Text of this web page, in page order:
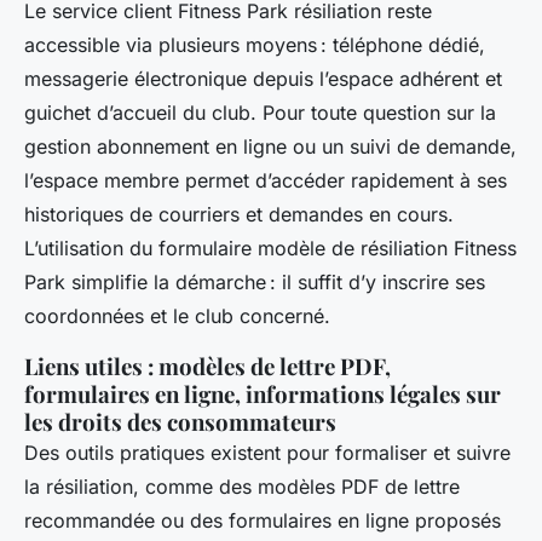
Le service client Fitness Park résiliation reste
accessible via plusieurs moyens : téléphone dédié,
messagerie électronique depuis l’espace adhérent et
guichet d’accueil du club. Pour toute question sur la
gestion abonnement en ligne ou un suivi de demande,
l’espace membre permet d’accéder rapidement à ses
historiques de courriers et demandes en cours.
L’utilisation du formulaire modèle de résiliation Fitness
Park simplifie la démarche : il suffit d’y inscrire ses
coordonnées et le club concerné.
Liens utiles : modèles de lettre PDF,
formulaires en ligne, informations légales sur
les droits des consommateurs
Des outils pratiques existent pour formaliser et suivre
la résiliation, comme des modèles PDF de lettre
recommandée ou des formulaires en ligne proposés